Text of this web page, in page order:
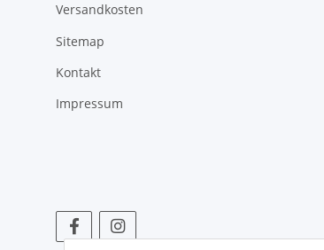
Versandkosten
Sitemap
Kontakt
Impressum